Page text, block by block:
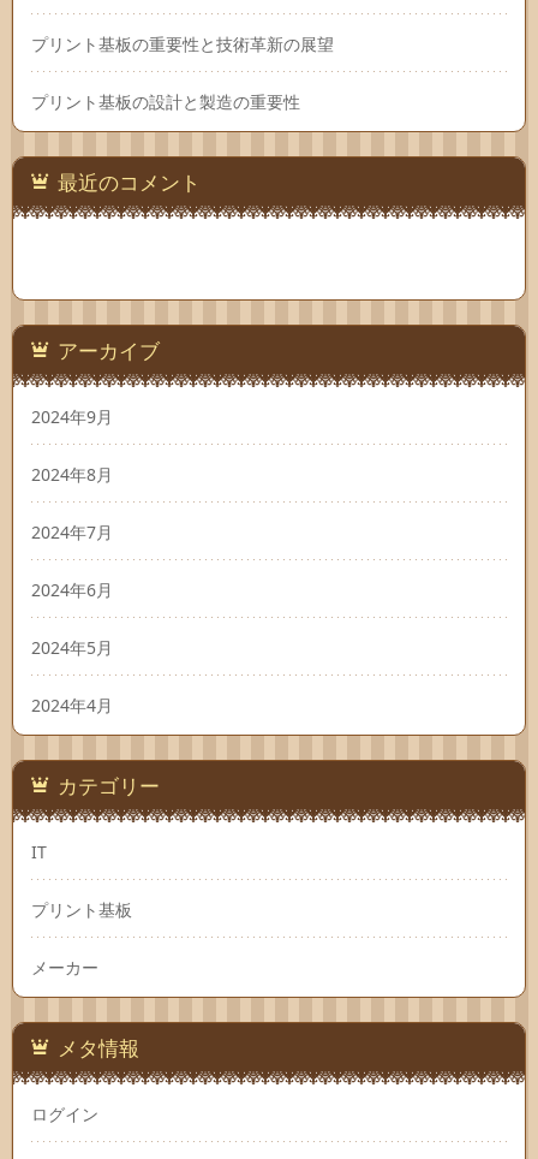
プリント基板の重要性と技術革新の展望
プリント基板の設計と製造の重要性
最近のコメント
アーカイブ
2024年9月
2024年8月
2024年7月
2024年6月
2024年5月
2024年4月
カテゴリー
IT
プリント基板
メーカー
メタ情報
ログイン